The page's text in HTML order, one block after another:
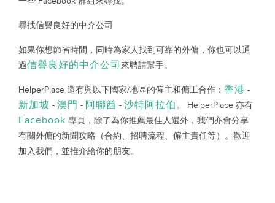
尋找信譽良好的中介公司
如果你想節省時間，同時為家人找到可靠的外傭，你也可以通
過信譽良好的中介公司 來聘請幫手。
HelperPlace 還有與以下國家/地區的僱主和傭工合作： 香港 -
新加坡 - 澳門 - 阿聯酋 - 沙特阿拉伯。 HelperPlace 亦有
Facebook 專頁，除了為你推薦最佳人選外，我們亦會分享
有關外傭的新聞攻略（合約、招聘流程、僱主責任等）。歡迎
加入我們，並推介給你的朋友。